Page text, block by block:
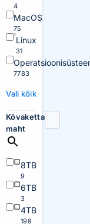
4
MacOS
75
Linux
31
7783
Vali kõik
Kõvaketta
maht
8TB
9
6TB
3
4TB
198